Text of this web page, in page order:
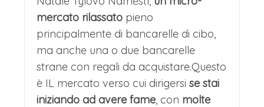
mercato rilassato pieno
principalmente di bancarelle di cibo,
ma anche una o due bancarelle
strane con regali da acquistare.Questo
è IL mercato verso cui dirigersi se stai
iniziando ad avere fame, con molte